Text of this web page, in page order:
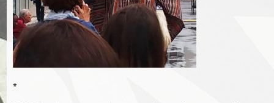
*